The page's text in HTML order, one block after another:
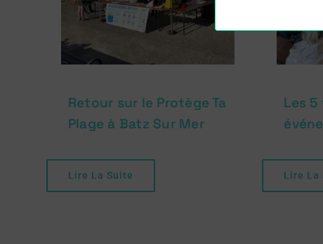
Retour sur le Protège Ta
Plage à Batz Sur Mer
Lire La Suite
Les
Lire La